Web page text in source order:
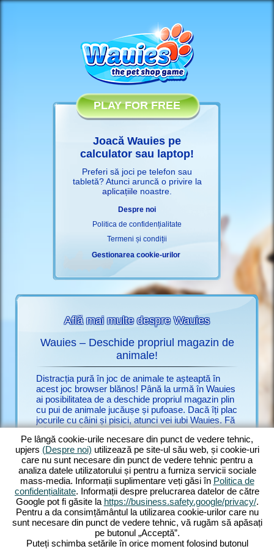
PLAY FOR FREE
Joacă Wauies pe
calculator sau laptop!
Preferi să joci pe telefon sau
tabletă? Atunci aruncă o privire la
aplicațiile noastre.
Despre noi
Politica de confidențialitate
Termeni și condiții
Gestionarea cookie-urilor
Află mai multe despre Wauies
CU
Wauies – Deschide propriul magazin de
animale!
Distracția pură în joc de animale te așteaptă în
acest joc browser blănos! Până la urmă în Wauies
ai posibilitatea de a deschide propriul magazin plin
cu pui de animale jucăușe și pufoase. Dacă îți plac
jocurile cu câini și pisici, atunci vei iubi Wauies. Fă
primul pas în lumea afacerilor, ca proprietar de un
modest magazin de animale. Ai ambiții mari: vrei
să transformi micul magazin într-o companie
renumită cu animale de casă. Cu cât sunt mai
fericite animalele, cu atât vin mai mulți clienți
interesați de ele. Și ce multe rase există! Joacă cu
pui de chihuahua săltăreți, labradori înfometați,
ragdolli, pufoși și hrănește pisici persane nobile –
doar să amintim câteva. Descoperă Wauies, un
joc browser impresionant cu elemente de joc cu
Jocul
fie un
său joc
Pe lângă cookie-urile necesare din punct de vedere tehnic,
upjers (Despre noi) utilizează pe site-ul său web, și cookie-uri
care nu sunt necesare din punct de vedere tehnic pentru a
analiza datele utilizatorului și pentru a furniza servicii sociale
mass-media. Informații suplimentare veți găsi în Politica de
confidențialitate. Informații despre prelucrarea datelor de către
Google pot fi găsite la https://business.safety.google/privacy/.
Pentru a da consimțământul la utilizarea cookie-urilor care nu
sunt necesare din punct de vedere tehnic, vă rugăm să apăsați
pe butonul „Acceptă”.
Puteți schimba setările în orice moment folosind butonul